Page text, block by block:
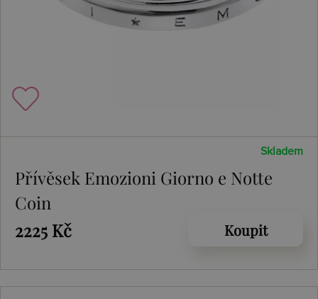
Skladem
Přívěsek Emozioni Giorno e Notte
Coin
2225 Kč
Koupit